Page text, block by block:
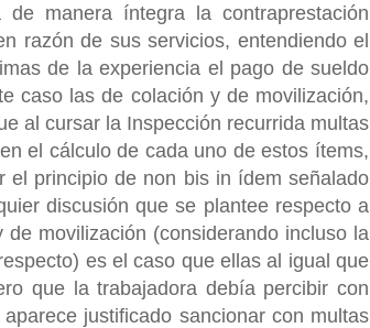
manera íntegra la contraprestación
razón de sus servicios, entendiendo el
de la experiencia el pago de sueldo
caso las de colación y de movilización,
al cursar la Inspección recurrida multas
el cálculo de cada uno de estos ítems,
el principio de non bis in ídem señalado
discusión que se plantee respecto a
movilización (considerando incluso la
es el caso que ellas al igual que
que la trabajadora debía percibir con
justificado sancionar con multas